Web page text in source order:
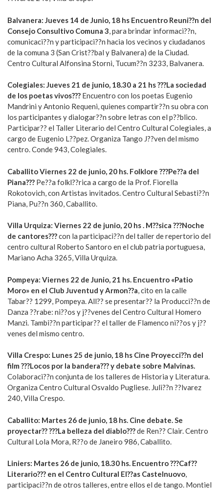
Balvanera: Jueves 14 de Junio, 18 hs Encuentro Reuni??n del
Consejo Consultivo Comuna 3 , para brindar informaci??n,
comunicaci??n y participaci??n hacia los vecinos y ciudadanos
de la comuna 3 (San Crist??bal y Balvanera) de la Ciudad.
Centro Cultural Alfonsina Storni, Tucum??n 3233, Balvanera.
Colegiales: Jueves 21 de junio, 18.30 a 21 hs ???La sociedad
de los poetas vivos??? Encuentro con los poetas Eugenio
Mandrini y Antonio Requeni, quienes compartir??n su obra con
los participantes y dialogar??n sobre letras con el p??blico.
Participar?? el Taller Literario del Centro Cultural Colegiales, a
cargo de Eugenio L??pez. Organiza Tango J??ven del mismo
centro. Conde 943, Colegiales.
Caballito Viernes 22 de junio, 20 hs. Folklore ???Pe??a del
Piana??? Pe??a folkl??rica a cargo de la Prof. Fiorella
Rokotovich, con Artistas invitados. Centro Cultural Sebasti??n
Piana, Pu??n 360, Caballito.
Villa Urquiza: Viernes 22 de junio, 20 hs . M??sica ???Noche
de cantores???con la participaci??n del taller de repertorio del
centro cultural Roberto Santoro en el club patria portuguesa,
Mariano Acha 3265, Villa Urquiza.
Pompeya: Viernes 22 de Junio, 21 hs. Encuentro «Patio
Moro» en el Club Juventud y Armon??a , cito en la calle
Tabar?? 1299, Pompeya. All?? se presentar?? la Producci??n de
Danza ??rabe: ni??os y j??venes del Centro Cultural Homero
Manzi. Tambi??n participar?? el taller de Flamenco ni??os y j??
venes del mismo centro.
Villa Crespo: Lunes 25 de junio, 18 hs Cine Proyecci??n del
film ???Locos por la bandera??? y debate sobre Malvinas.
Colaboraci??n conjunta de los talleres de Historia y Literatura.
Organiza Centro Cultural Osvaldo Pugliese. Juli??n ??lvarez
240, Villa Crespo.
Caballito: Martes 26 de junio, 18 hs. Cine debate. Se
proyectar?? ???La belleza del diablo???de Ren?? Clair. Centro
Cultural Lola Mora, R??o de Janeiro 986, Caballito.
Liniers: Martes 26 de junio, 18.30 hs. Encuentro ???Caf??
Literario??? en el Centro Cultural El??as Castelnuovo,
participaci??n de otros talleres, entre ellos el de tango. Montiel